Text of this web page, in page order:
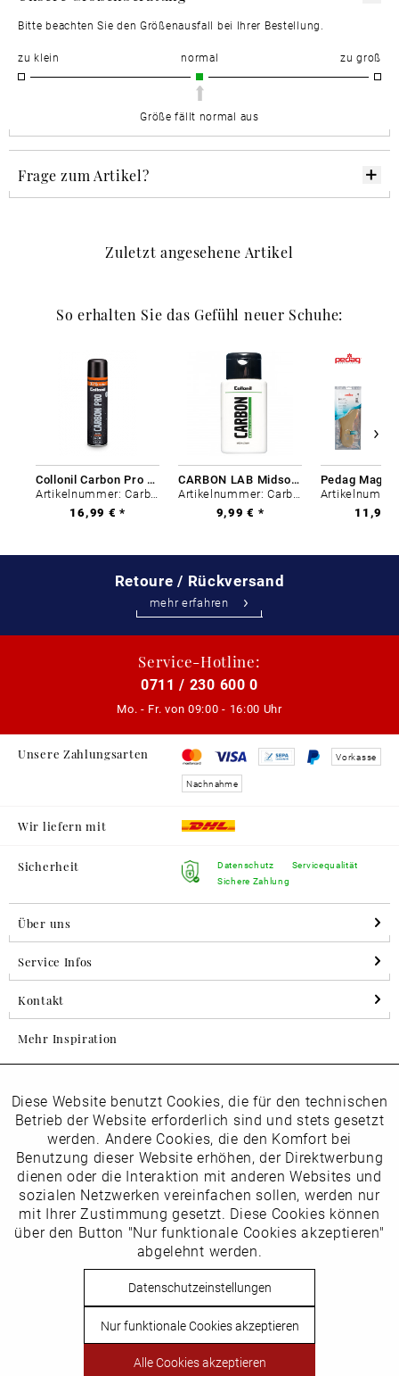
Bitte beachten Sie den Größenausfall bei Ihrer Bestellung.
zu klein normal zu groß
Größe fällt normal aus
Frage zum Artikel?
Zuletzt angesehene Artikel
So erhalten Sie das Gefühl neuer Schuhe:
Collonil Carbon Pro 400 ml
Artikelnummer: Carbon-0
16,99 € *
CARBON LAB Midsole Cleaner
Artikelnummer: Carbon-0
9,99 € *
11,99
Retoure / Rückversand
mehr erfahren
Service-Hotline:
0711 / 230 600 0
Mo. - Fr. von 09:00 - 16:00 Uhr
Unsere Zahlungsarten Vorkasse
Nachnahme
Wir liefern mit
Sicherheit
Datenschutz
Sichere Zahlung
Servicequalität
Über uns
Service Infos
Kontakt
Mehr Inspiration
Folgen Sie uns auf Instagram
horsch_schuhe
Newsletter
Datenschutzbestimmungenhabe ich zur Kenntnis
vom Newsletter abmelden.
Vertrag widerrufen
Funktionale Aktiv
Marketing Inaktiv
Tracking Inaktiv
Inaktiv
Diese Website benutzt Cookies, die für den technischen
Betrieb der Website erforderlich sind und stets gesetzt
werden. Andere Cookies, die den Komfort bei
Benutzung dieser Website erhöhen, der Direktwerbung
dienen oder die Interaktion mit anderen Websites und
sozialen Netzwerken vereinfachen sollen, werden nur
mit Ihrer Zustimmung gesetzt. Diese Cookies können
über den Button "Nur funktionale Cookies akzeptieren"
abgelehnt werden.
Datenschutzeinstellungen
Nur funktionale Cookies akzeptieren
Alle Cookies akzeptieren